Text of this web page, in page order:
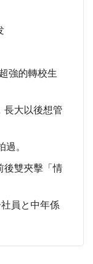
強的轉校生
長大以後想管
。
雙夾擊「情
員と中年係